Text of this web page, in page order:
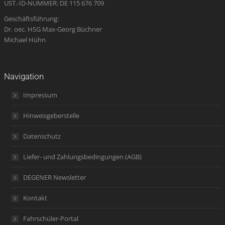
UST.-ID-NUMMER: DE 115 676 709
Geschäftsführung:
Dr. oec. HSG Max-Georg Büchner
Michael Hühn
Navigation
Impressum
Hinweisgeberstelle
Datenschutz
Liefer- und Zahlungsbedingungen (AGB)
DEGENER Newsletter
Kontakt
Fahrschüler-Portal